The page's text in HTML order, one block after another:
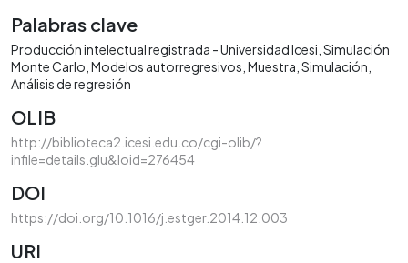
Palabras clave
Producción intelectual registrada - Universidad Icesi Simulación
Monte Carlo Modelos autorregresivos Muestra Simulación
Análisis de regresión
OLIB
http://biblioteca2.icesi.edu.co/cgi-olib/?
infile=details.glu&loid=276454
DOI
https://doi.org/10.1016/j.estger.2014.12.003
URI